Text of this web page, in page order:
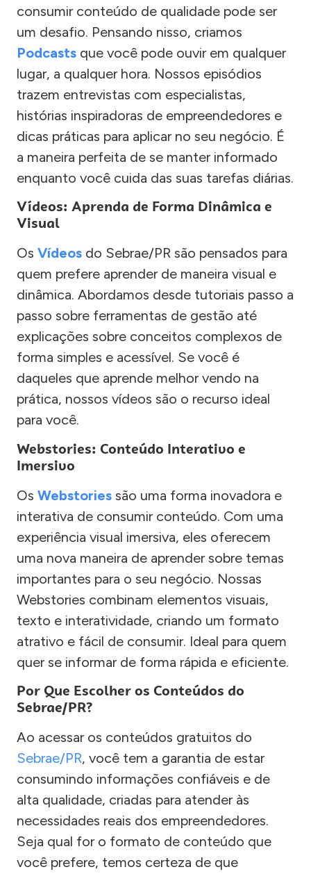
consumir conteúdo de qualidade pode ser
um desafio. Pensando nisso, criamos
Podcasts que você pode ouvir em qualquer
lugar, a qualquer hora. Nossos episódios
trazem entrevistas com especialistas,
histórias inspiradoras de empreendedores e
dicas práticas para aplicar no seu negócio. É
a maneira perfeita de se manter informado
enquanto você cuida das suas tarefas diárias.
Vídeos: Aprenda de Forma Dinâmica e
Visual
Os Vídeos do Sebrae/PR são pensados para
quem prefere aprender de maneira visual e
dinâmica. Abordamos desde tutoriais passo a
passo sobre ferramentas de gestão até
explicações sobre conceitos complexos de
forma simples e acessível. Se você é
daqueles que aprende melhor vendo na
prática, nossos vídeos são o recurso ideal
para você.
Webstories: Conteúdo Interativo e
Imersivo
Os Webstories são uma forma inovadora e
interativa de consumir conteúdo. Com uma
experiência visual imersiva, eles oferecem
uma nova maneira de aprender sobre temas
importantes para o seu negócio. Nossas
Webstories combinam elementos visuais,
texto e interatividade, criando um formato
atrativo e fácil de consumir. Ideal para quem
quer se informar de forma rápida e eficiente.
Por Que Escolher os Conteúdos do
Sebrae/PR?
Ao acessar os conteúdos gratuitos do
Sebrae/PR, você tem a garantia de estar
consumindo informações confiáveis e de
alta qualidade, criadas para atender às
necessidades reais dos empreendedores.
Seja qual for o formato de conteúdo que
você prefere, temos certeza de que